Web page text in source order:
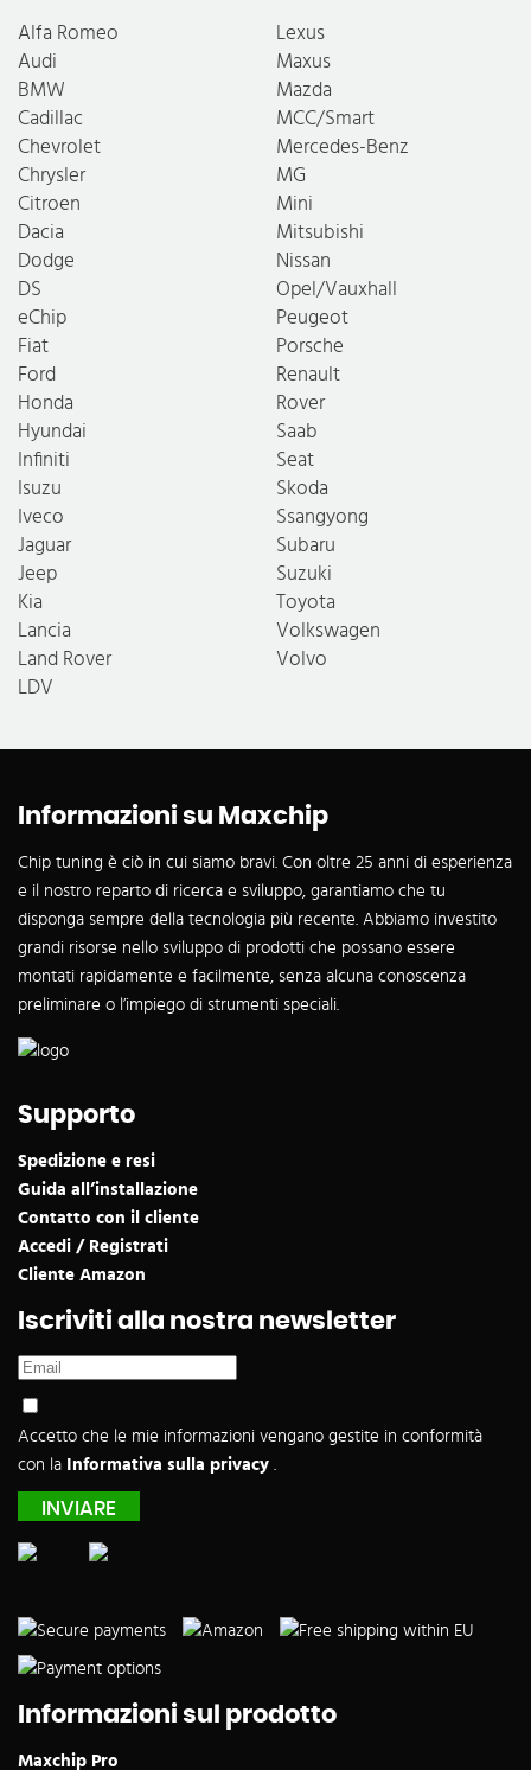
Alfa Romeo
Audi
BMW
Cadillac
Chevrolet
Chrysler
Citroen
Dacia
Dodge
DS
eChip
Fiat
Ford
Honda
Hyundai
Infiniti
Isuzu
Iveco
Jaguar
Jeep
Kia
Lancia
Land Rover
LDV
Lexus
Maxus
Mazda
MCC/Smart
Mercedes-Benz
MG
Mini
Mitsubishi
Nissan
Opel/Vauxhall
Peugeot
Porsche
Renault
Rover
Saab
Seat
Skoda
Ssangyong
Subaru
Suzuki
Toyota
Volkswagen
Volvo
Informazioni su Maxchip
Chip tuning è ciò in cui siamo bravi. Con oltre 25 anni di esperienza
e il nostro reparto di ricerca e sviluppo, garantiamo che tu
disponga sempre della tecnologia più recente. Abbiamo investito
grandi risorse nello sviluppo di prodotti che possano essere
montati rapidamente e facilmente, senza alcuna conoscenza
preliminare o l’impiego di strumenti speciali.
Supporto
Spedizione e resi
Guida all’installazione
Contatto con il cliente
Accedi / Registrati
Cliente Amazon
Iscriviti alla nostra newsletter
Accetto che le mie informazioni vengano gestite in conformità
con la
Informativa sulla privacy .
Informazioni sul prodotto
Maxchip Pro